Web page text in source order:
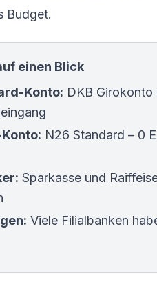
Budget.
einen Blick
Konto: DKB Girokonto
N26 Standard – 0
Sparkasse und
Viele Filialbanken